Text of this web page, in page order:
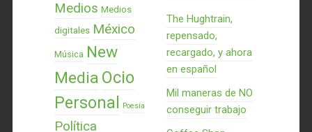
Medios Medios
digitales México
Música New
Media Ocio
Personal Poesía
Política
The Hughtrain,
repensado,
recargado, y ahora
en español
Mil maneras de NO
conseguir trabajo